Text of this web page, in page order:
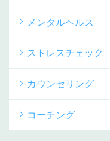
メンタルヘルス
ストレスチェック
カウンセリング
コーチング